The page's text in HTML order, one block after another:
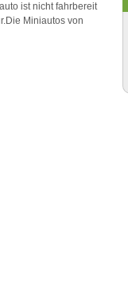
ist nicht fahrbereit
Miniautos von